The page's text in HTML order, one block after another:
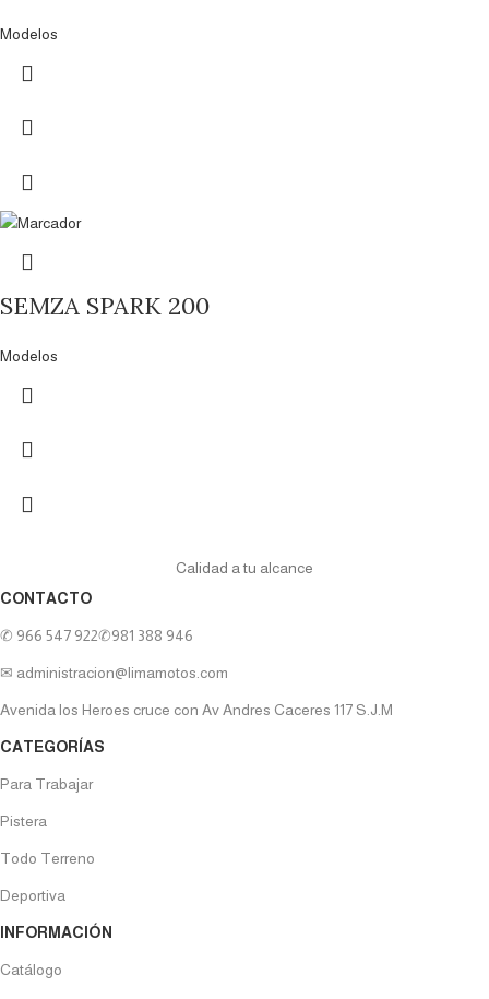
Modelos
SEMZA SPARK 200
Modelos
Calidad a tu alcance
CONTACTO
✆ 966 547 922✆981 388 946
✉ administracion@limamotos.com
Avenida los Heroes cruce con Av Andres Caceres 117 S.J.M
CATEGORÍAS
Para Trabajar
Pistera
Todo Terreno
Deportiva
INFORMACIÓN
Catálogo